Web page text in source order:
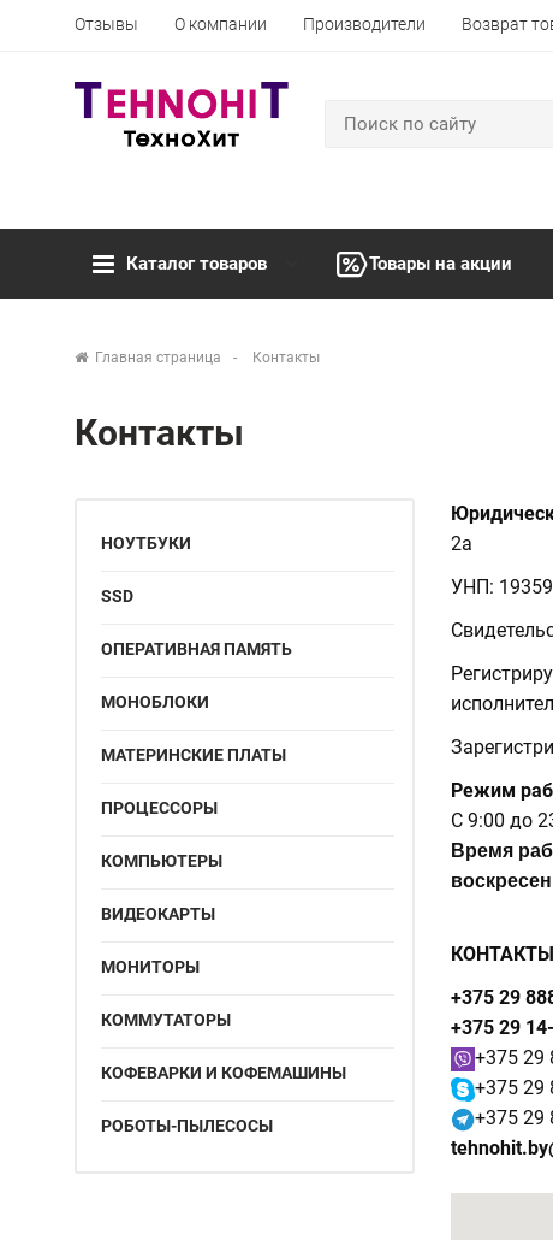
Отзывы О компании Производители Возврат
Каталог товаров Товары на акции
Главная страница Контакты
Контакты
НОУТБУКИ
SSD
ОПЕРАТИВНАЯ ПАМЯТЬ
МОНОБЛОКИ
МАТЕРИНСКИЕ ПЛАТЫ
ПРОЦЕССОРЫ
КОМПЬЮТЕРЫ
ВИДЕОКАРТЫ
МОНИТОРЫ
КОММУТАТОРЫ
КОФЕВАРКИ И КОФЕМАШИНЫ
РОБОТЫ-ПЫЛЕСОСЫ
2а
УНП:
Режим
С 9:00 до
Время
+375 29
+375 29
+375 29
+375 29
+375 29